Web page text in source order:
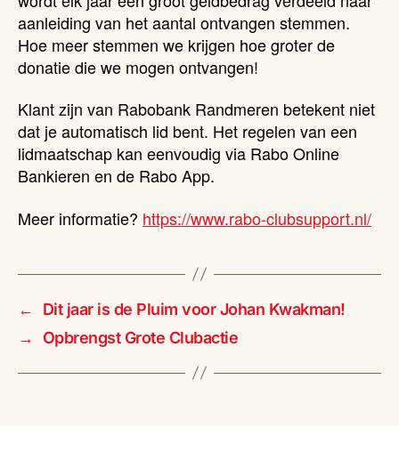
aanleiding van het aantal ontvangen stemmen.
Hoe meer stemmen we krijgen hoe groter de
donatie die we mogen ontvangen!
Klant zijn van Rabobank Randmeren betekent niet
dat je automatisch lid bent. Het regelen van een
lidmaatschap kan eenvoudig via Rabo Online
Bankieren en de Rabo App.
Meer informatie? https://www.rabo-clubsupport.nl/
←
Dit jaar is de Pluim voor Johan Kwakman!
→
Opbrengst Grote Clubactie